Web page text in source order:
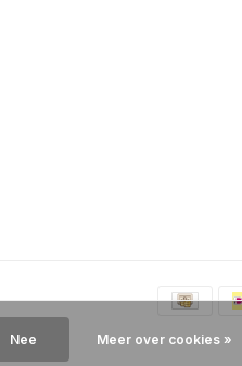
Nee Meer over cookies »